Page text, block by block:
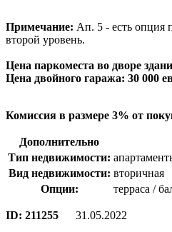
Примечание: Ап. 5 - есть опция
второй уровень.
Цена паркоместа во дворе
Цена двойного гаража: 30 000
Комиссия в размере 3% от
Дополнительно
Тип недвижимости:
Вид недвижимости: вторичная
Опции:
терраса /
ID: 211255
31.05.2022